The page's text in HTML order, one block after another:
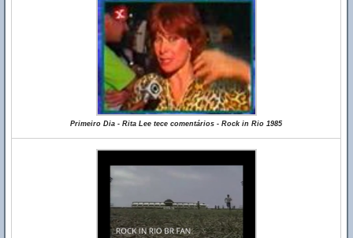
Primeiro Dia - Rita Lee tece comentários - Rock in Rio 1985